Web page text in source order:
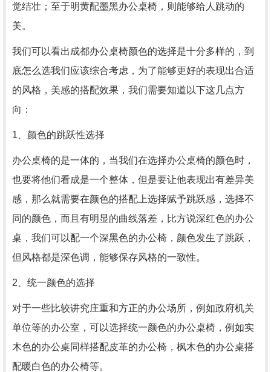
觉结壮；至于明黄配墨黑办公桌椅，则能够给人跳动的
美。
我们可以看出成都办公桌椅颜色的选择是十分多样的，到
底怎么选我们应该综合考虑，为了能够更好的表现出合适
的风格，美感的搭配效果，我们需要知道以下这几点方
向：
1、颜色的跳跃性选择
办公桌椅的是一体的，当我们在选择办公桌椅的颜色时，
也要将他们看成是一个整体，但是要让他表现出有差异美
感，那么就需要在颜色的搭配上选择赋予跳跃感，选择不
同的颜色，而且有明显的曲线落差，比方说深红色的办公
桌，我们可以配一个深黑色的办公椅，颜色发生了跳跃，
但风格都是深色调，能够保存风格的一致性。
2、统一颜色的选择
对于一些比较讲究庄重和方正的办公场所，例如政府机关
单位等的办公室，可以选择统一颜色的办公桌椅，例如实
木色的办公桌同样搭配皮革的办公椅，枫木色的办公桌搭
配暖白色的办公椅等。